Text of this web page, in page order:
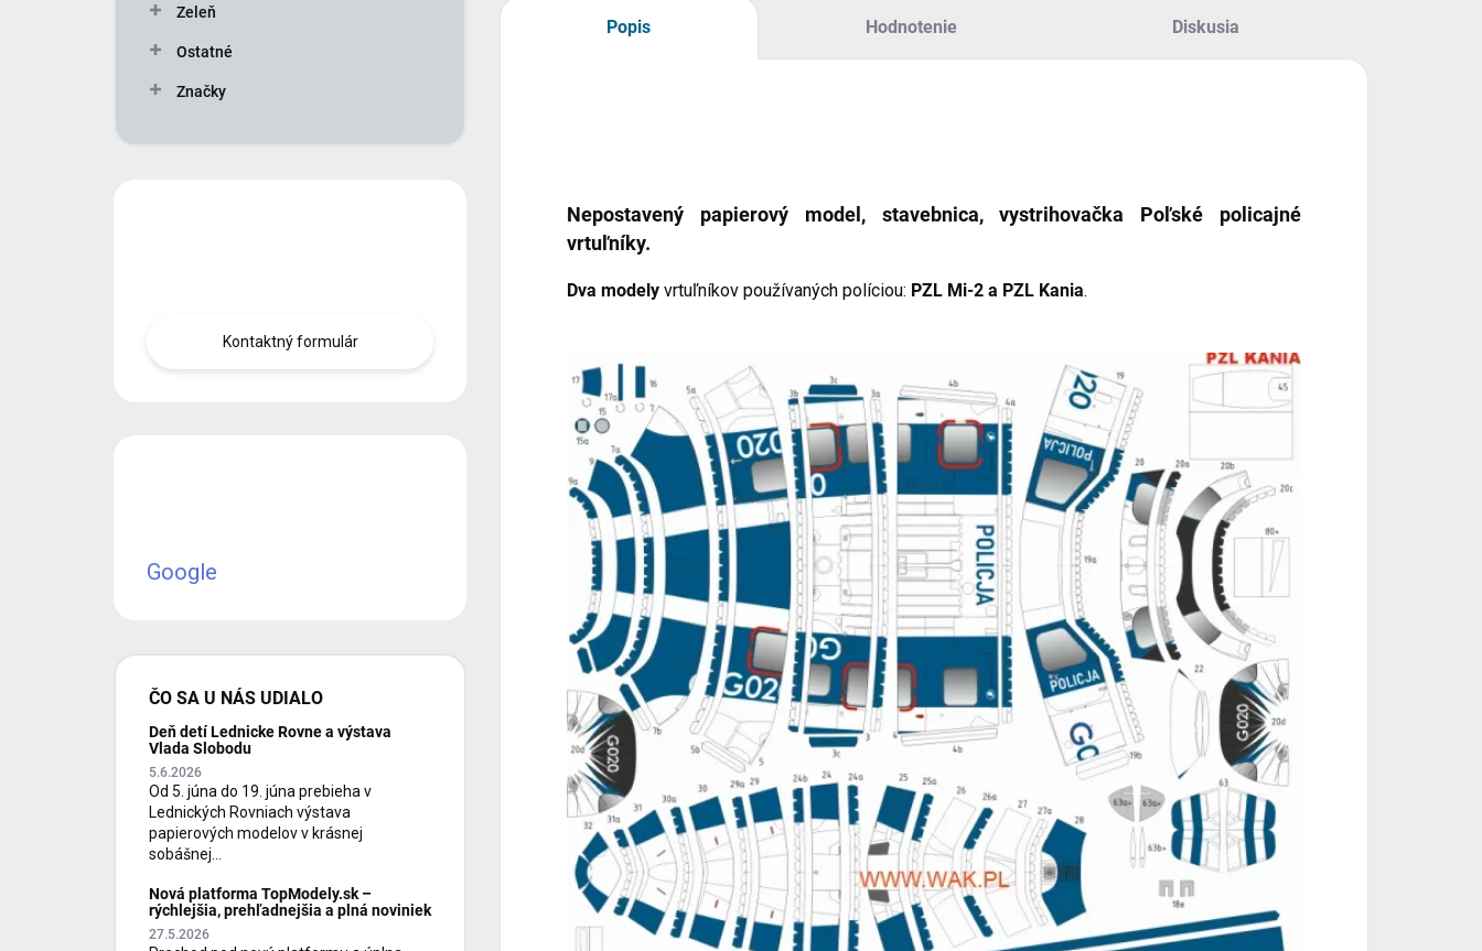
Zeleň
Ostatné
Značky
Kontaktný formulár
Google
ČO SA U NÁS UDIALO
Deň detí Lednicke Rovne a výstava
Vlada Slobodu
5.6.2026
Od 5. júna do 19. júna prebieha v
Lednických Rovniach výstava
papierových modelov v krásnej
sobášnej...
Nová platforma TopModely.sk –
rýchlejšia, prehľadnejšia a plná noviniek
27.5.2026
Popis Hodnotenie Diskusia
Nepostavený papierový model , stavebnica, vystrihovačka Poľské policajné
vrtuľníky.
Dva modely vrtuľníkov používaných políciou: PZL Mi-2 a PZL Kania.